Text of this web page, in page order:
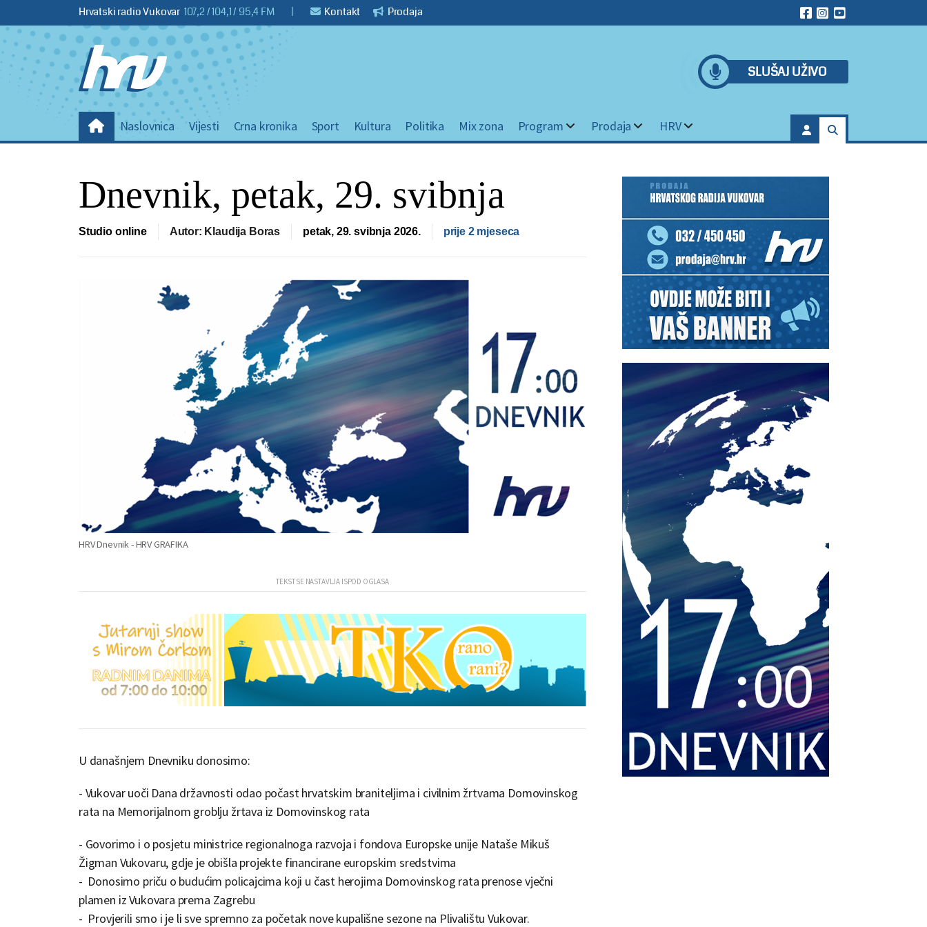
Hrvatski radio Vukovar 107,2 / 104,1 / 95,4 FM | Kontakt Prodaja
SLUŠAJ UŽIVO
Naslovnica Vijesti Crna kronika Sport Kultura Politika Mix zona Program Prodaja HRV
Dnevnik, petak, 29. svibnja
Studio online Autor: Klaudija Boras petak, 29. svibnja 2026. prije 2 mjeseca
HRV Dnevnik - HRV GRAFIKA
U današnjem Dnevniku donosimo:
- Vukovar uoči Dana državnosti odao počast hrvatskim braniteljima i civilnim žrtvama Domovinskog
rata na Memorijalnom groblju žrtava iz Domovinskog rata
- Govorimo i o posjetu ministrice regionalnoga razvoja i fondova Europske unije Nataše Mikuš
Žigman Vukovaru, gdje je obišla projekte financirane europskim sredstvima
- Donosimo priču o budućim policajcima koji u čast herojima Domovinskog rata prenose vječni
plamen iz Vukovara prema Zagrebu
- Provjerili smo i je li sve spremno za početak nove kupališne sezone na Plivalištu Vukovar.